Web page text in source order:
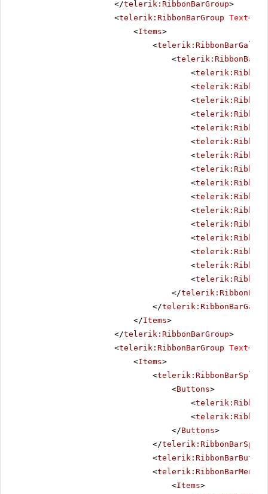
</telerik:RibbonBarGroup>
<telerik:RibbonBarGroup Text=
<Items>
<
<
<
<
<
<
<
<
<
<
<
<
<
<
<
<
<
<
</
</
</Items>
</telerik:RibbonBarGroup>
<telerik:RibbonBarGroup Text=
<Items>
<
<Buttons>
<
<
</Buttons>
</
<telerik:RibbonBarButton
<telerik:RibbonBarMenu
<Items>